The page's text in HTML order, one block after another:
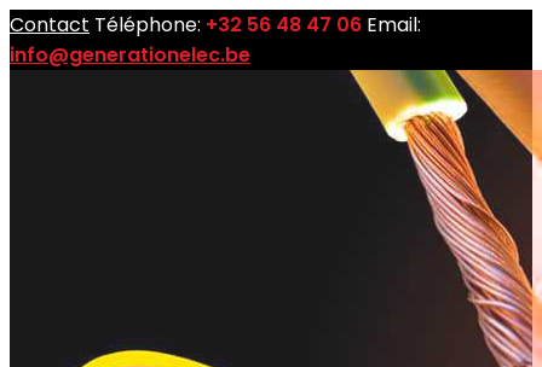
Contact Téléphone: +32 56 48 47 06 Email:
info@generationelec.be